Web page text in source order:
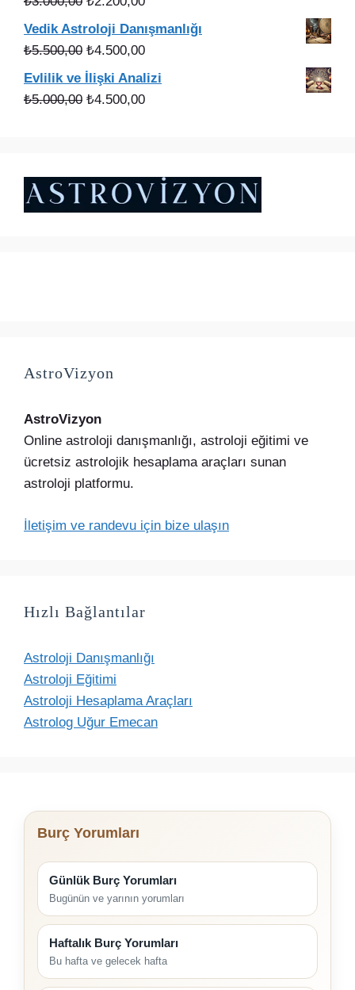
fiyat:
₺3.000,00.fiyat:
Vedik Astroloji Danışmanlığı
₺5.500,00 Orijinal
fiyat:
₺5.500,00.
₺4.500,00Şu
andaki
fiyat:
Evlilik ve İlişki Analizi
₺5.000,00 Orijinal
₺4.500,00Şu
AstroVizyon
AstroVizyon
Online astroloji danışmanlığı, astroloji eğitimi ve
ücretsiz astrolojik hesaplama araçları sunan
astroloji platformu.
İletişim ve randevu için bize ulaşın
Hızlı Bağlantılar
Astroloji Danışmanlığı
Astroloji Eğitimi
Astroloji Hesaplama Araçları
Astrolog Uğur Emecan
Burç Yorumları
Günlük Burç Yorumları
Bugünün ve yarının yorumları
Haftalık Burç Yorumları
Bu hafta ve gelecek hafta